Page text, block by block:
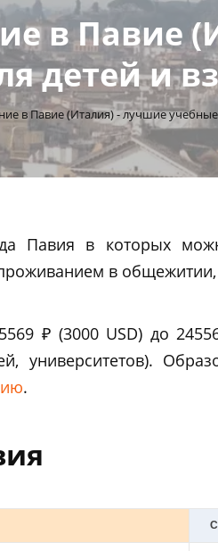
в Павие
детей и
в Павие (Италия) - лучшие
Павия в которых
в
₽ (3000 USD) до
университетов).
.